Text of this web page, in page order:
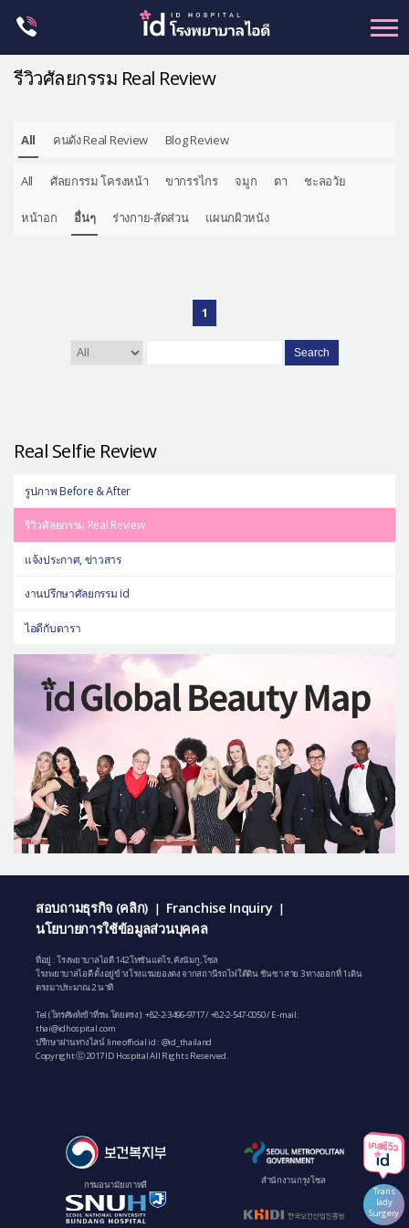
ศัลยกรรม โครงหน้า
ขากรรไกร
จมูก
เครื่องสำอาง
let-me-in
แนะนำโรงพยาบาลไอดี
ศัลยกรรมอย่างปลอดภัย
ปรึกษาทางออนไลน์
Real Selfie Review
รีวิวศัลยกรรม Real Review
All คนดัง Real Review Blog Review
All ศัลยกรรม โครงหน้า ขากรรไกร จมูก ตา ชะลอวัย
หน้าอก อื่นๆ ร่างกาย-สัดส่วน แผนกผิวหนัง
1
Search
Real Selfie Review
รูปภาพ Before & After
รีวิวศัลยกรรม Real Review
แจ้งประกาศ, ข่าวสาร
งานปรึกษาศัลยกรรม id
ไอดีกับดารา
สอบถามธุรกิจ (คลิก) | Franchise Inquiry |
นโยบายการใช้ข้อมูลส่วนบุคคล
ที่อยู่ : โรงพยาบาลไอดี 142 โทซันแดโร, คังนัมกู, โซล
โรงพยาบาลไอดี ตั้งอยู่ข้างโรงแรมยองดง จากสถานีรถไฟใต้ดิน ชินซา สาย 3 ทางออกที่ 1 เดิน
ตรงมาประมาณ 2 นาที
Tel (โทรศัพท์เข้าที่รพ.โดยตรง): +82-2-3496-9717/+82-2-547-0050/ E-mail:
thai@idhospital.com
ปรึกษาผ่านทางไลน์ line official id : @id_thailand
Copyright ⓒ 2017 ID Hospital All Rights Reserved.
กรมอนามัยเกาหลี
สํานักงานกรุงโซล
Trans
lady
Surgery